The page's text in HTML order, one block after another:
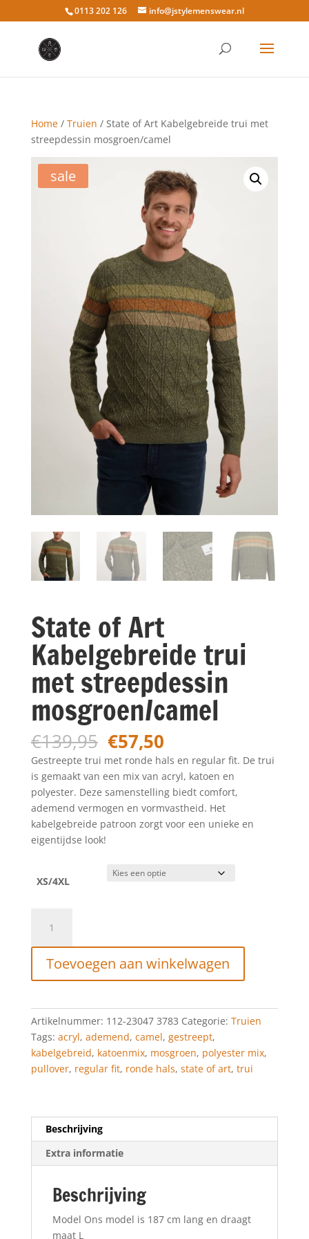
0113 202 126 info@jstylemenswear.nl
Home/ Truien / State of Art Kabelgebreide trui met
streepdessin mosgroen/camel
sale
State of Art
Kabelgebreide trui
met streepdessin
mosgroen/camel
€139,95 Oorspronkelijke
prijs
was:
€139,95.
€57,50Huidige
prijs
is:
€57,50.
Gestreepte trui met ronde hals en regular fit. De trui
is gemaakt van een mix van acryl, katoen en
polyester. Deze samenstelling biedt comfort,
ademend vermogen en vormvastheid. Het
kabelgebreide patroon zorgt voor een unieke en
eigentijdse look!
XS/4XL
Art
Kabelgebreide
trui
streepdessin
mosgroen/camel
aantal
Toevoegen aan winkelwagen
Artikelnummer: 112-23047 3783 Categorie: Truien
Tags: acryl, ademend, camel, gestreept,
kabelgebreid, katoenmix, mosgroen, polyester mix,
pullover, regular fit, ronde hals, state of art, trui
Beschrijving
Extra informatie
Beschrijving
Model Ons model is 187 cm lang en draagt
maat L